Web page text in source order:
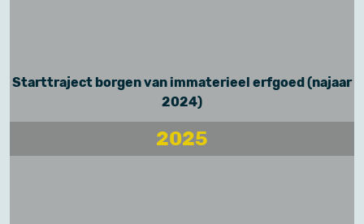
Starttraject borgen van immaterieel erfgoed (najaar
2024)
2025